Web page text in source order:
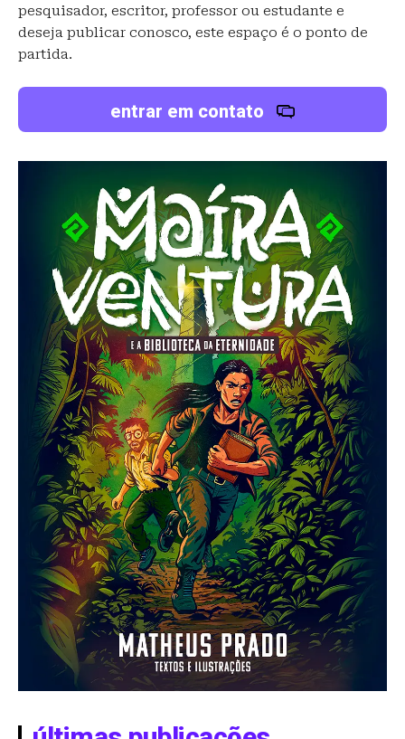
pesquisador, escritor, professor ou estudante e
deseja publicar conosco, este espaço é o ponto de
partida.
entrar em contato